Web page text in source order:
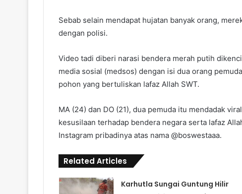
Sebab selain mendapat hujatan banyak orang,
dengan polisi.
Video tadi diberi narasi bendera merah putih
media sosial (medsos) dengan isi dua orang
pohon yang bertuliskan lafaz Allah SWT.
MA (24) dan DO (21), dua pemuda itu mendadak
kesusilaan terhadap bendera negara serta lafaz
Instagram pribadinya atas nama @boswestaaa.
Related Articles
Karhutla Sungai Guntung Hilir